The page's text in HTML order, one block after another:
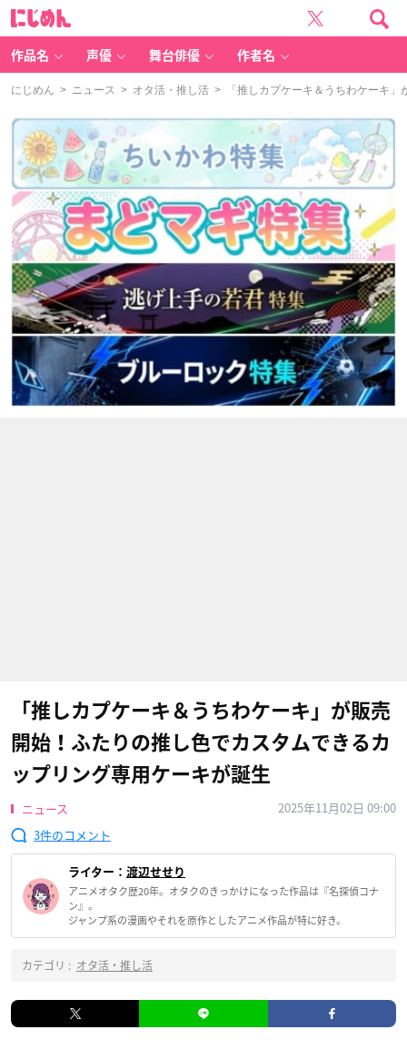
作品名 声優 舞台俳優 作者名
にじめん > ニュース > オタ活・推し活 > 「推しカプケーキ＆うちわケーキ」
「推しカプケーキ＆うちわケーキ」が販売
開始！ふたりの推し色でカスタムできるカ
ップリング専用ケーキが誕生
ニュース
2025年11月02日 09:00
3
ライター： 渡辺せせり
アニメオタク歴20年。オタクのきっかけになった作品は『名探偵コナ
ン』。
ジャンプ系の漫画やそれを原作としたアニメ作品が特に好き。
カテゴリ : オタ活・推し活